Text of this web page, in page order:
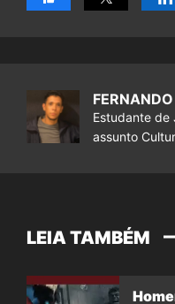
Estudante de
assunto
LEIA TAMBÉM